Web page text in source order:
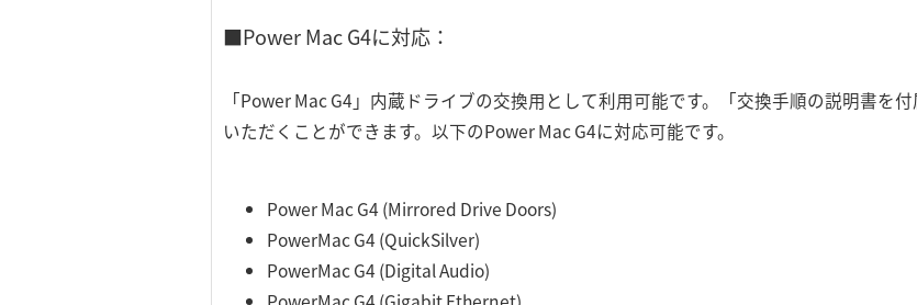
■Power Mac G4に対応：
「Power Mac G4」内蔵ドライブの交換用として利用可能です。「交換手順の説明書を
いただくことができます。以下のPower Mac G4に対応可能です。
Power Mac G4 (Mirrored Drive Doors)
PowerMac G4 (QuickSilver)
PowerMac G4 (Digital Audio)